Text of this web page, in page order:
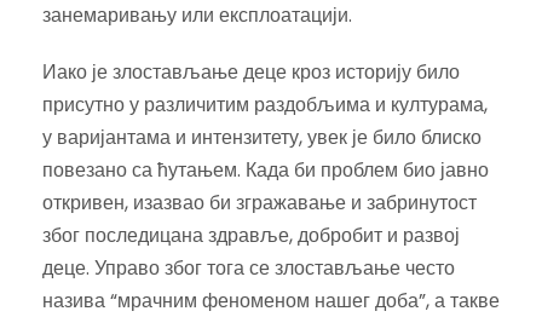
занемаривању или експлоатацији.
Иако је злостављање деце кроз историју било
присутно у различитим раздобљима и културама,
у варијантама и интензитету, увек је било блиско
повезано са ћутањем. Када би проблем био јавно
откривен, изазвао би згражавање и забринутост
због последицана здравље, добробит и развој
деце. Управо због тога се злостављање често
назива “мрачним феноменом нашег доба”, а такве